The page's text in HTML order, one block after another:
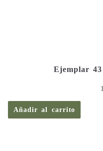
Ejemplar
Añadir al carrito